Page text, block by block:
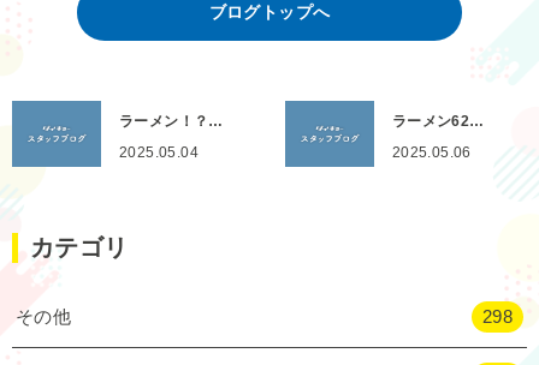
ブログトップへ
ラーメン！？…
2025.05.04
ラーメン62…
2025.05.06
カテゴリ
その他 298